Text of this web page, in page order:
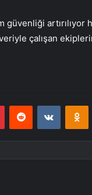
artırılıyor
çalışan
PinterestReddit